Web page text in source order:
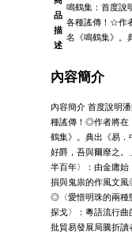
品
描
述
鳴鶴集：首度說
各種謠傳！☆作
名《鳴鶴集》。
內容簡介
內容簡介 首度說明
種謠傳！◎作者將在
鶴集》。典出《易．
好爵，吾與爾靡之
半百年〉：由金庸
損與鬼祟的作風文
◎〈愛惜明珠的兩種
探戈〉：粵語流行曲
批貿易發展局騰折